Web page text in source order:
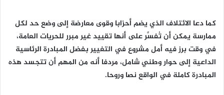
كما دعا الائتلاف الذي يضم أحزابا وقوى معارضة إلى وضع حد لكل
ممارسة يمكن أن تُفسَّر على أنها تقييد غير مبرر للحريات العامة،
في وقت برز فيه أمل مشروع في التغيير بفضل المبادرة الرئاسية
الداعية إلى حوار وطني شامل، مردفا أنه من المهم أن تتجسد هذه
المبادرة كاملة في الواقع نصا وروحا.